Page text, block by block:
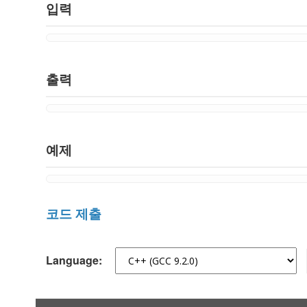
입력
출력
예제
코드 제출
Language: